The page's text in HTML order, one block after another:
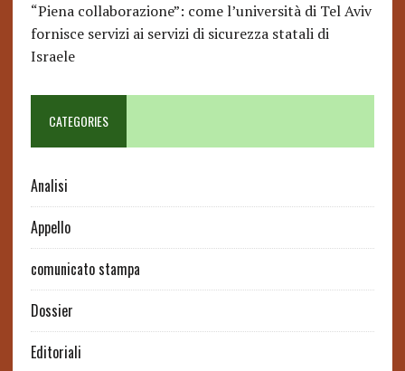
“Piena collaborazione”: come l’università di Tel Aviv
fornisce servizi ai servizi di sicurezza statali di
Israele
CATEGORIES
Analisi
Appello
comunicato stampa
Dossier
Editoriali